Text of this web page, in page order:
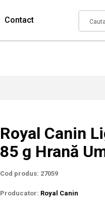
Contact
Royal Canin
85 g Hrană
Cod produs: 27059
Producator: Royal Canin